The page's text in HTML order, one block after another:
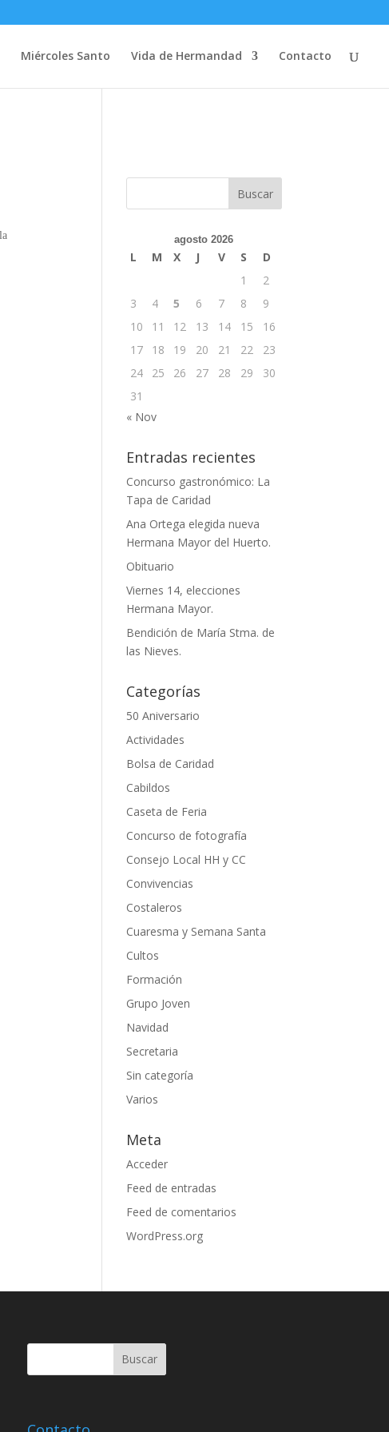
Miércoles Santo Vida de Hermandad Contacto
agosto 2026
L M X J V S
D
1
2
3
4 5 6 7 8
9
10
11 12 13 14 15
16
17
18 19 20 21 22
23
24
25 26 27 28 29
30
31
« Nov
Entradas recientes
Concurso gastronómico: La
Tapa de Caridad
Ana Ortega elegida nueva
Hermana Mayor del Huerto.
Obituario
Viernes 14, elecciones
Hermana Mayor.
Bendición de María Stma. de
las Nieves.
Categorías
50 Aniversario
Actividades
Bolsa de Caridad
Cabildos
Caseta de Feria
Concurso de fotografía
Consejo Local HH y CC
Convivencias
Costaleros
Cuaresma y Semana Santa
Cultos
Formación
Grupo Joven
Navidad
Secretaria
Sin categoría
Varios
Meta
Acceder
Feed de entradas
Feed de comentarios
WordPress.org